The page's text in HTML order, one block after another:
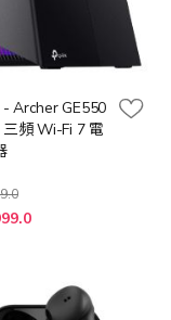
Archer GE550
頻 Wi-Fi 7 電